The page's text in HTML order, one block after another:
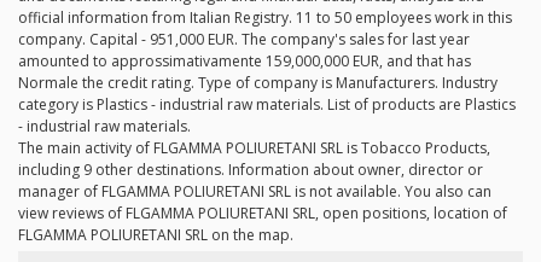
official information from Italian Registry. 11 to 50 employees work in this
company. Capital - 951,000 EUR. The company's sales for last year
amounted to approssimativamente 159,000,000 EUR, and that has
Normale the credit rating. Type of company is Manufacturers. Industry
category is Plastics - industrial raw materials. List of products are Plastics
- industrial raw materials.
The main activity of FLGAMMA POLIURETANI SRL is Tobacco Products,
including 9 other destinations. Information about owner, director or
manager of FLGAMMA POLIURETANI SRL is not available. You also can
view reviews of FLGAMMA POLIURETANI SRL, open positions, location of
FLGAMMA POLIURETANI SRL on the map.